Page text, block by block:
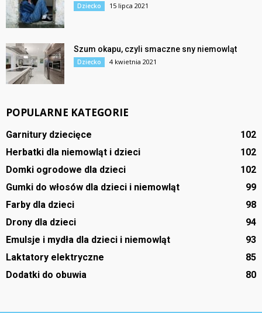
Dziecko 15 lipca 2021
Szum okapu, czyli smaczne sny niemowląt
Dziecko 4 kwietnia 2021
POPULARNE KATEGORIE
Garnitury dziecięce
102
Herbatki dla niemowląt i dzieci
102
Domki ogrodowe dla dzieci
102
Gumki do włosów dla dzieci i niemowląt
99
Farby dla dzieci
98
Drony dla dzieci
94
Emulsje i mydła dla dzieci i niemowląt
93
Laktatory elektryczne
85
Dodatki do obuwia
80